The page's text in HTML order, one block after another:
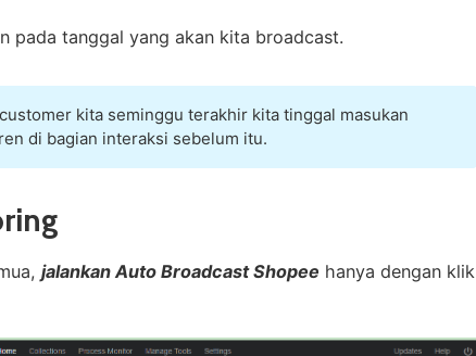
pada tanggal yang akan kita broadcast.
kita seminggu terakhir kita tinggal masukan
di bagian interaksi sebelum itu.
jalankan Auto Broadcast Shopee hanya dengan klik